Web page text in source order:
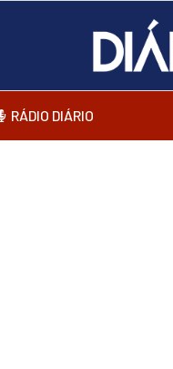
RÁDIO DIÁRIO